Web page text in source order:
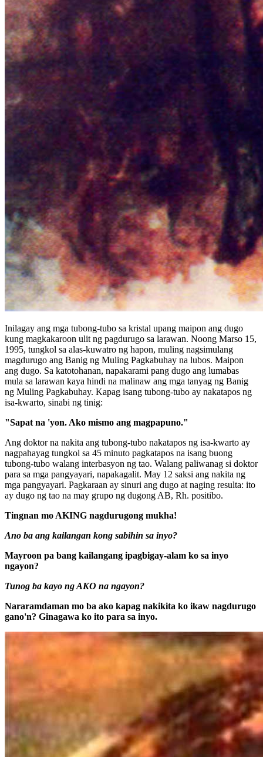
Inilagay ang mga tubong-tubo sa kristal upang maipon ang dugo
kung magkakaroon ulit ng pagdurugo sa larawan. Noong Marso 15,
1995, tungkol sa alas-kuwatro ng hapon, muling nagsimulang
magdurugo ang Banig ng Muling Pagkabuhay na lubos. Maipon
ang dugo. Sa katotohanan, napakarami pang dugo ang lumabas
mula sa larawan kaya hindi na malinaw ang mga tanyag ng Banig
ng Muling Pagkabuhay. Kapag isang tubong-tubo ay nakatapos ng
isa-kwarto, sinabi ng tinig:
"Sapat na 'yon. Ako mismo ang magpapuno."
Ang doktor na nakita ang tubong-tubo nakatapos ng isa-kwarto ay
nagpahayag tungkol sa 45 minuto pagkatapos na isang buong
tubong-tubo walang interbasyon ng tao. Walang paliwanag si doktor
para sa mga pangyayari, napakagalit. May 12 saksi ang nakita ng
mga pangyayari. Pagkaraan ay sinuri ang dugo at naging resulta: ito
ay dugo ng tao na may grupo ng dugong AB, Rh. positibo.
Tingnan mo AKING nagdurugong mukha!
Ano ba ang kailangan kong sabihin sa inyo?
Mayroon pa bang kailangang ipagbigay-alam ko sa inyo
ngayon?
Tunog ba kayo ng AKO na ngayon?
Nararamdaman mo ba ako kapag nakikita ko ikaw nagdurugo
gano'n? Ginagawa ko ito para sa inyo.